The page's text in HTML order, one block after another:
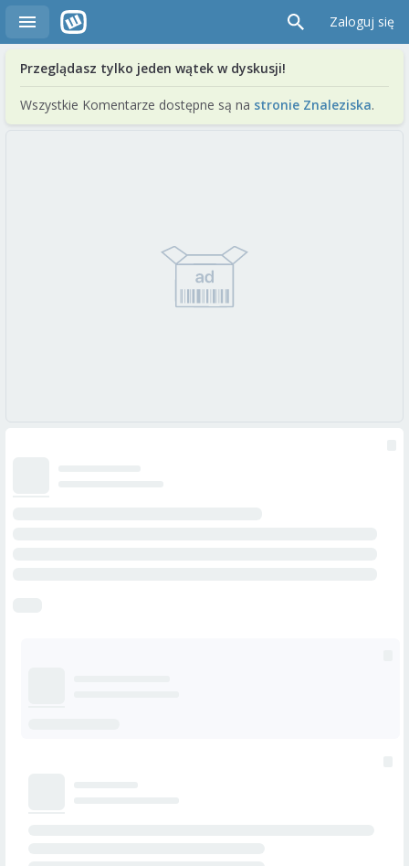
Zaloguj się
Przeglądasz tylko jeden wątek w dyskusji!
Wszystkie Komentarze dostępne są na stronie Znaleziska.